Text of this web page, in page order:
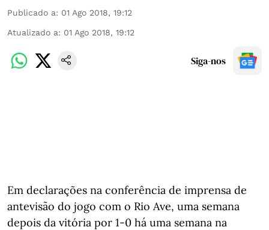
Publicado a: 01 Ago 2018, 19:12
Atualizado a: 01 Ago 2018, 19:12
Siga-nos
Em declarações na conferência de imprensa de
antevisão do jogo com o Rio Ave, uma semana
depois da vitória por 1-0 há uma semana na